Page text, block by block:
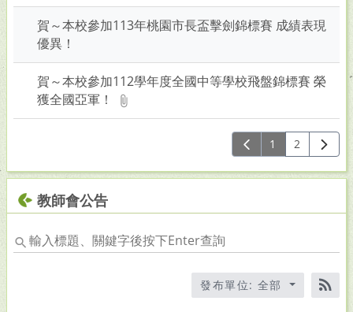
賀～本校參加113年桃園市長盃擊劍錦標賽 成績表現
優異！
賀～本校參加112學年度全國中等學校飛盤錦標賽 榮
獲全國亞軍！
1 2
教師會公告
入
標
發布單位: 全部
RSS